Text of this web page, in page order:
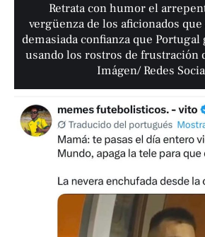
Retrata con humor el
vergüenza de los aficionados
demasiada confianza que
usando los rostros de frustración
Imágen/ Redes